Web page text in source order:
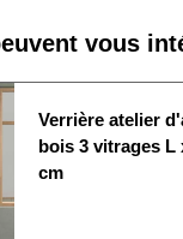
La
est
vous
Verrière atelier
bois 3 vitrages L
cm